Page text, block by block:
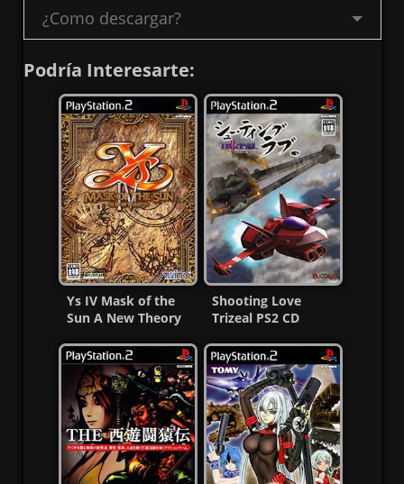
¿Como descargar?
Podría Interesarte:
Ys IV Mask of the
Sun A New Theory
Shooting Love
Trizeal PS2 CD